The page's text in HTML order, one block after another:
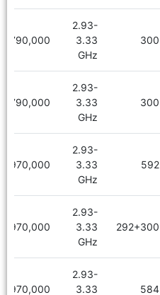
300
2.93-
3.33
GHz
2,790,000
300
2.93-
3.33
GHz
2,790,000
592
2.93-
3.33
GHz
2,970,000
292+300
2.93-
3.33
GHz
2,970,000
584
2.93-
3.33
2,970,000